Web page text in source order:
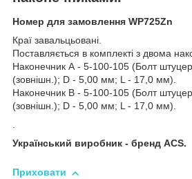
Номер для замовлення WP725Zn
Краї завальцьовані.
Поставляється в комплекті з двома
Наконечник А - 5-100-105 (Болт
(зовнішн.); D - 5,00 мм; L - 17,0 мм).
Наконечник В - 5-100-105 (Болт
(зовнішн.); D - 5,00 мм; L - 17,0 мм).
.
Український виробник - бренд ACS.
Приховати